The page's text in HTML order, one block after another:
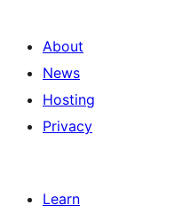
About
News
Hosting
Privacy
Learn